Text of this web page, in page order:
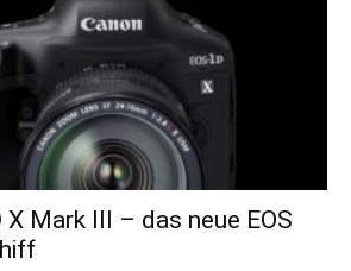
X Mark III – das neue EOS